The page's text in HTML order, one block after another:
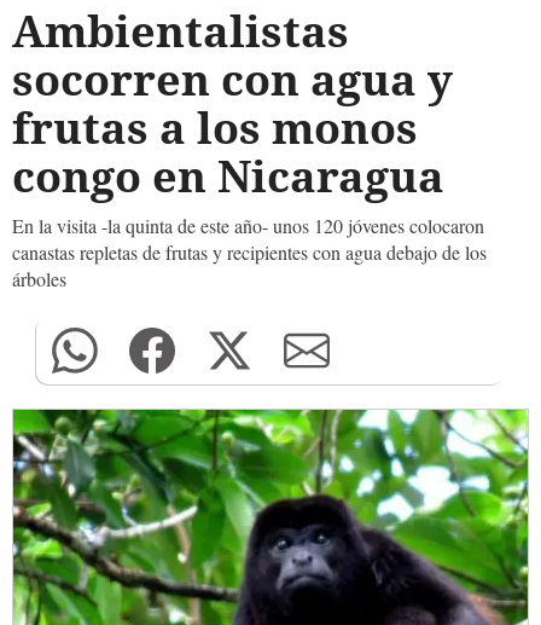
Ambientalistas
socorren con agua y
frutas a los monos
congo en Nicaragua
En la visita -la quinta de este año- unos 120 jóvenes colocaron
canastas repletas de frutas y recipientes con agua debajo de los
árboles